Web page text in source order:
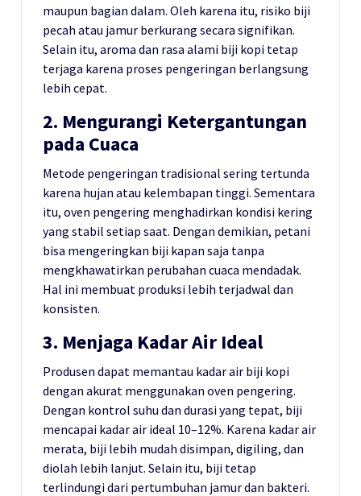
maupun bagian dalam. Oleh karena itu, risiko biji
pecah atau jamur berkurang secara signifikan.
Selain itu, aroma dan rasa alami biji kopi tetap
terjaga karena proses pengeringan berlangsung
lebih cepat.
2. Mengurangi Ketergantungan
pada Cuaca
Metode pengeringan tradisional sering tertunda
karena hujan atau kelembapan tinggi. Sementara
itu, oven pengering menghadirkan kondisi kering
yang stabil setiap saat. Dengan demikian, petani
bisa mengeringkan biji kapan saja tanpa
mengkhawatirkan perubahan cuaca mendadak.
Hal ini membuat produksi lebih terjadwal dan
konsisten.
3. Menjaga Kadar Air Ideal
Produsen dapat memantau kadar air biji kopi
dengan akurat menggunakan oven pengering.
Dengan kontrol suhu dan durasi yang tepat, biji
mencapai kadar air ideal 10–12%. Karena kadar air
merata, biji lebih mudah disimpan, digiling, dan
diolah lebih lanjut. Selain itu, biji tetap
terlindungi dari pertumbuhan jamur dan bakteri.